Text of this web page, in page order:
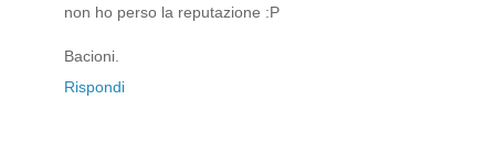
non ho perso la reputazione :P
Bacioni.
Rispondi